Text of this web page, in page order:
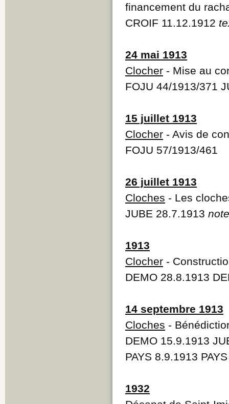
financement du
CROIF 11.12.1912
24 mai 1913
Clocher - Mise au
FOJU 44/1913/371
15 juillet 1913
Clocher - Avis de
FOJU 57/1913/461
26 juillet 1913
Cloches - Les
JUBE 28.7.1913
1913
Clocher -
DEMO 28.8.1913
14 septembre 1913
Cloches -
DEMO 15.9.1913
PAYS 8.9.1913
1932